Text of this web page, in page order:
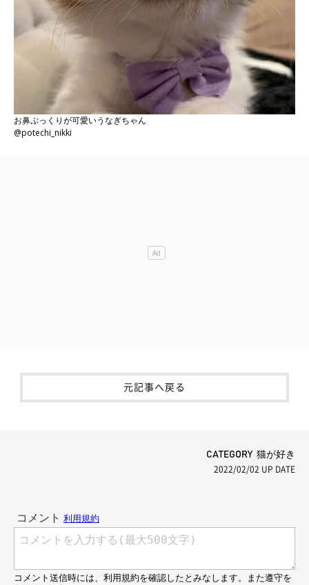
お鼻ぷっくりが可愛いうなぎちゃん
@potechi_nikki
元記事へ戻る
CATEGORY 猫が好き
2022/02/02 UP DATE